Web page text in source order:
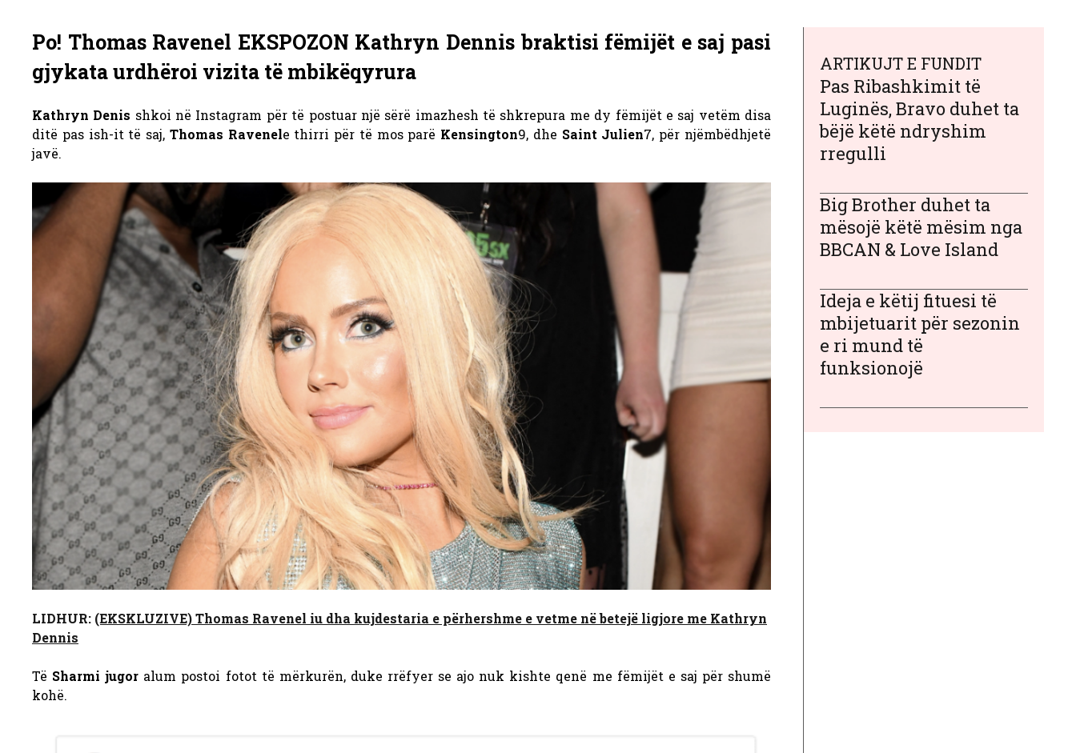
Po! Thomas Ravenel EKSPOZON Kathryn Dennis braktisi fëmijët e saj pasi
gjykata urdhëroi vizita të mbikëqyrura
Kathryn Denis shkoi në Instagram për të postuar një sërë imazhesh të shkrepura me dy fëmijët e saj vetëm disa
ditë pas ish-it të saj, Thomas Ravenele thirri për të mos parë Kensington9, dhe Saint Julien7, për njëmbëdhjetë
javë.
LIDHUR: (EKSKLUZIVE) Thomas Ravenel iu dha kujdestaria e përhershme e vetme në betejë ligjore me Kathryn
Dennis
Të Sharmi jugor alum postoi fotot të mërkurën, duke rrëfyer se ajo nuk kishte qenë me fëmijët e saj për shumë
kohë.
ARTIKUJT E FUNDIT
Pas Ribashkimit të
Luginës, Bravo duhet ta
bëjë këtë ndryshim
rregulli
Big Brother duhet ta
mësojë këtë mësim nga
BBCAN & Love Island
Ideja e këtij fituesi të
mbijetuarit për sezonin
e ri mund të
funksionojë